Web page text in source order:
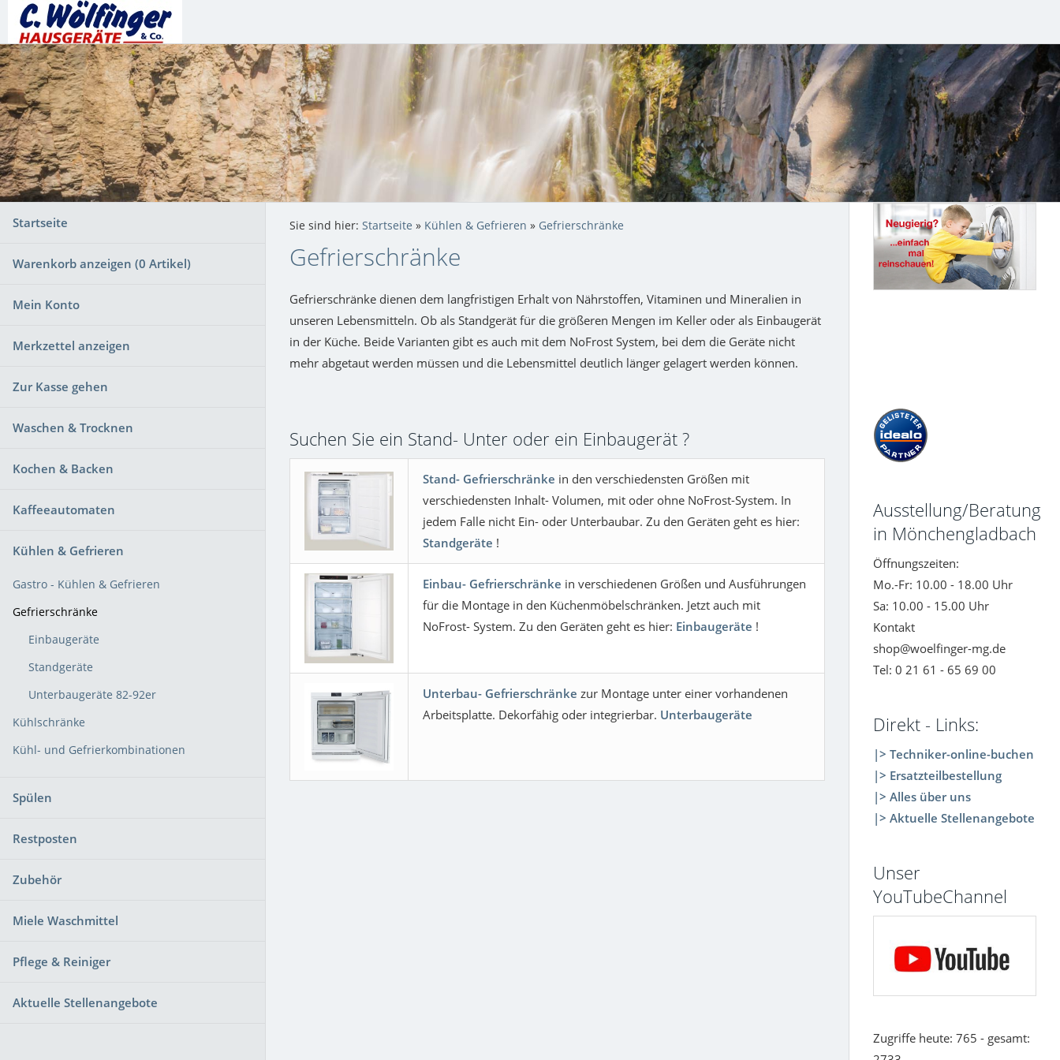
Startseite
Warenkorb anzeigen (0 Artikel)
Mein Konto
Merkzettel anzeigen
Zur Kasse gehen
Waschen & Trocknen
Kochen & Backen
Kaffeeautomaten
Kühlen & Gefrieren
Gastro - Kühlen & Gefrieren
Gefrierschränke
Einbaugeräte
Standgeräte
Unterbaugeräte 82-92er
Kühlschränke
Kühl- und Gefrierkombinationen
Spülen
Restposten
Zubehör
Miele Waschmittel
Pflege & Reiniger
Aktuelle Stellenangebote
Sie sind hier: Startseite » Kühlen & Gefrieren » Gefrierschränke
Gefrierschränke
Gefrierschränke dienen dem langfristigen Erhalt von Nährstoffen, Vitaminen und Mineralien in
unseren Lebensmitteln. Ob als Standgerät für die größeren Mengen im Keller oder als Einbaugerät
in der Küche. Beide Varianten gibt es auch mit dem NoFrost System, bei dem die Geräte nicht
mehr abgetaut werden müssen und die Lebensmittel deutlich länger gelagert werden können.
Suchen Sie ein Stand- Unter oder ein Einbaugerät ?
Stand- Gefrierschränke in den verschiedensten Größen mit
verschiedensten Inhalt- Volumen, mit oder ohne NoFrost-System. In
jedem Falle nicht Ein- oder Unterbaubar. Zu den Geräten geht es hier:
Standgeräte !
Einbau- Gefrierschränke in verschiedenen Größen und Ausführungen
für die Montage in den Küchenmöbelschränken. Jetzt auch mit
NoFrost- System. Zu den Geräten geht es hier: Einbaugeräte !
Unterbau- Gefrierschränke zur Montage unter einer vorhandenen
Arbeitsplatte. Dekorfähig oder integrierbar. Unterbaugeräte
Ausstellung/Beratung
in Mönchengladbach
Öffnungszeiten:
Mo.-Fr: 10.00 - 18.00 Uhr
Sa: 10.00 - 15.00 Uhr
Kontakt
shop@woelfinger-mg.de
Tel: 0 21 61 - 65 69 00
Direkt - Links:
|> Techniker-online-buchen
|> Ersatzteilbestellung
|> Alles über uns
|> Aktuelle Stellenangebote
Unser
YouTubeChannel
Zugriffe heute: 765 - gesamt: